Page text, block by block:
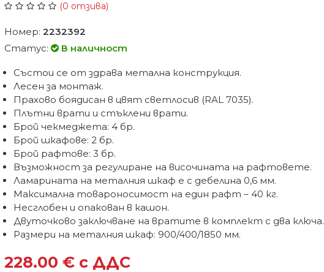
(0 отзива)
Номер:2232392
Статус:
В наличност
Състои се от здрава метална конструкция.
Лесен за монтаж.
Прахово боядисан в цвят светлосив (RAL 7035).
Плътни врати и стъклени врати.
Брой чекмеджета: 4 бр.
Брой шкафове: 2 бр.
Брой рафтове: 3 бр.
Възможност за регулиране на височината на рафтовете.
Ламарината на металния шкаф е с дебелина 0,6 мм.
Максимална товароносимост на един рафт – 40 кг.
Несглобен и опакован в кашон.
Двуточково заключване на вратите в комплект с два ключа.
Размери на металния шкаф: 900/400/1850 мм.
228.00 € с ДДС